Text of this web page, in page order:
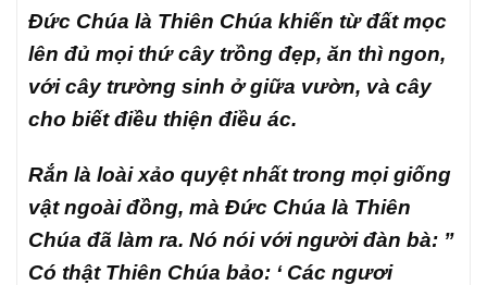
Đức Chúa là Thiên Chúa khiến từ đất mọc
lên đủ mọi thứ cây trồng đẹp, ăn thì ngon,
với cây trường sinh ở giữa vườn, và cây
cho biết điều thiện điều ác.
Rắn là loài xảo quyệt nhất trong mọi giống
vật ngoài đồng, mà Đức Chúa là Thiên
Chúa đã làm ra. Nó nói với người đàn bà: ”
Có thật Thiên Chúa bảo: ‘ Các ngươi